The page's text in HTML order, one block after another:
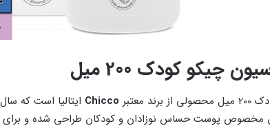
چیکو کودک 200 میل
معتبر Chicco ایتالیا است که
مخصوص پوست حساس نوزادان و کودکان طراحی شده و برای